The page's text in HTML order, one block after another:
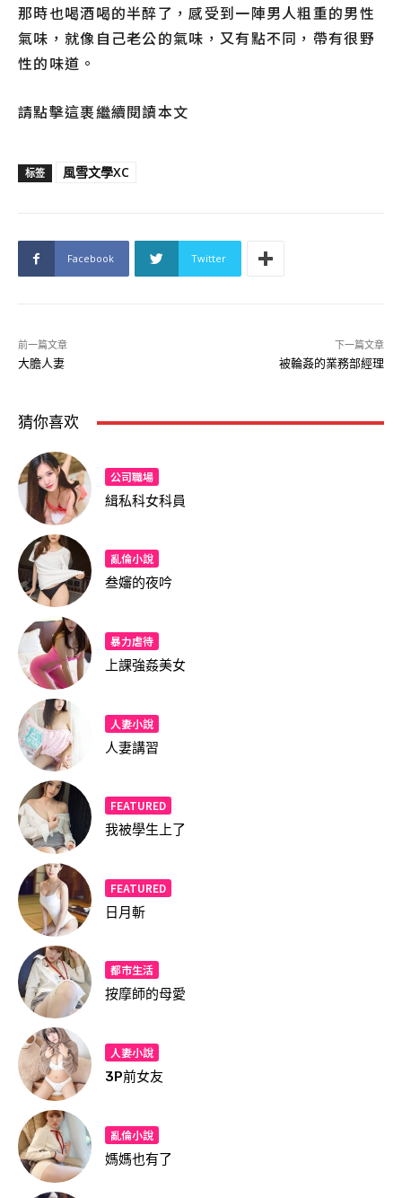
那時也喝酒喝的半醉了，感受到一陣男人粗重的男性
氣味，就像自己老公的氣味，又有點不同，帶有很野
性的味道。
請點擊這裹繼續閱讀本文
标签 風雪文學XC
Facebook Twitter
前一篇文章
大膽人妻
下一篇文章
被輪姦的業務部經理
猜你喜欢
公司職場
緝私科女科員
亂倫小說
叁嬸的夜吟
暴力虐待
上課強姦美女
人妻小說
人妻講習
FEATURED
我被學生上了
FEATURED
日月斬
都市生活
按摩師的母愛
人妻小說
3P前女友
亂倫小說
媽媽也有了